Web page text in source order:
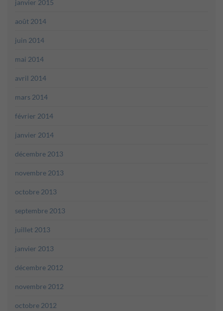
janvier 2015
août 2014
juin 2014
mai 2014
avril 2014
mars 2014
février 2014
janvier 2014
décembre 2013
novembre 2013
octobre 2013
septembre 2013
juillet 2013
janvier 2013
décembre 2012
novembre 2012
octobre 2012